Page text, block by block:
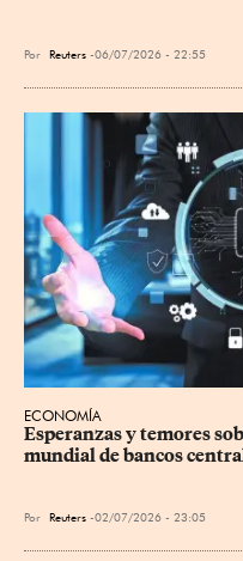
Por Reuters 06/07/2026 - 22:55
ECONOMÍA
Esperanzas y temores
mundial de bancos
Por Reuters 02/07/2026 - 23:05